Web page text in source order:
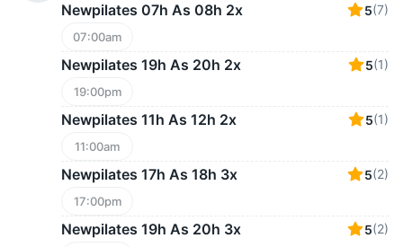
Newpilates 07h As 08h 2x 5(7)
07:00am
Newpilates 19h As 20h 2x 5(1)
19:00pm
Newpilates 11h As 12h 2x 5(1)
11:00am
Newpilates 17h As 18h 3x 5(2)
17:00pm
Newpilates 19h As 20h 3x 5(2)